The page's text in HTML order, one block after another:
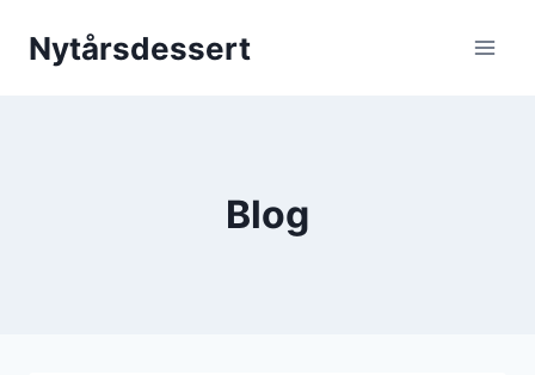
Nytårsdessert
Blog